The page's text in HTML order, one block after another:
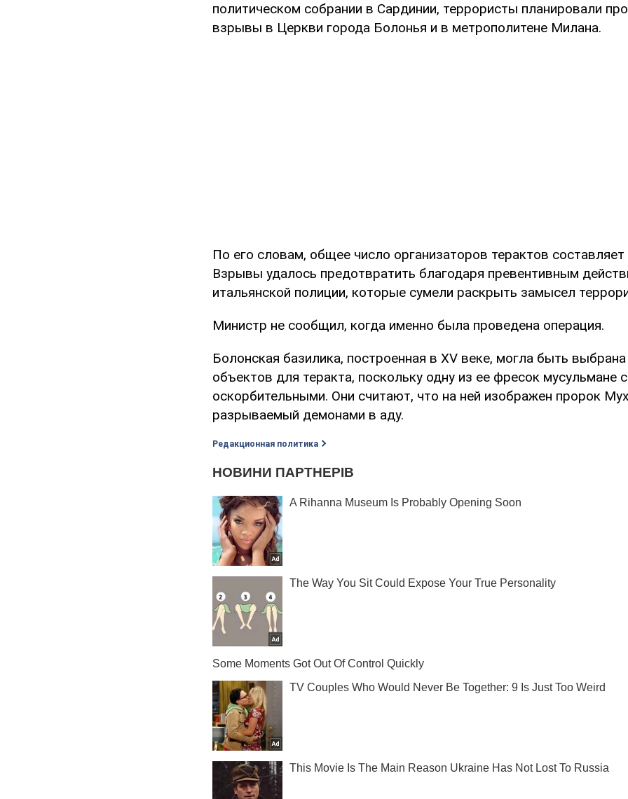
политическом собрании в Сардинии, террористы планировали
взрывы в Церкви города Болонья и в метрополитене Милана.
По его словам, общее число организаторов терактов
Взрывы удалось предотвратить благодаря превентивным
итальянской полиции, которые сумели раскрыть замысел
Министр не сообщил, когда именно была проведена операция.
Болонская базилика, построенная в XV веке, могла быть
объектов для теракта, поскольку одну из ее фресок мусульмане
оскорбительными. Они считают, что на ней изображен пророк
разрываемый демонами в аду.
Редакционная политика